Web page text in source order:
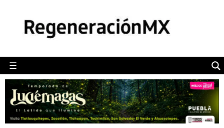
☰
POLÍTICA
CAMALEÓN
OPINIÓN
DEPORTES